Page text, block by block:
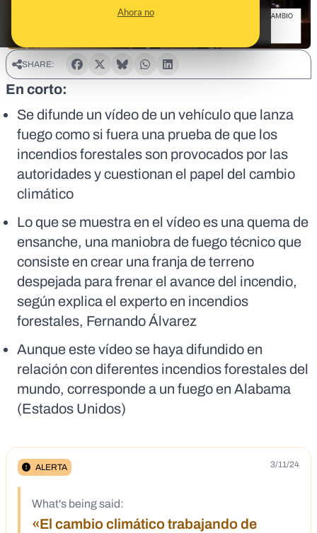
Ahora no
SHARE:
En corto:
Se difunde un vídeo de un vehículo que lanza
fuego como si fuera una prueba de que los
incendios forestales son provocados por las
autoridades y cuestionan el papel del cambio
climático
Lo que se muestra en el vídeo es una quema de
ensanche, una maniobra de fuego técnico que
consiste en crear una franja de terreno
despejada para frenar el avance del incendio,
según explica el experto en incendios
forestales, Fernando Álvarez
Aunque este vídeo se haya difundido en
relación con diferentes incendios forestales del
mundo, corresponde a un fuego en Alabama
(Estados Unidos)
ALERTA 3/11/24
What's being said:
«El cambio climático trabajando de